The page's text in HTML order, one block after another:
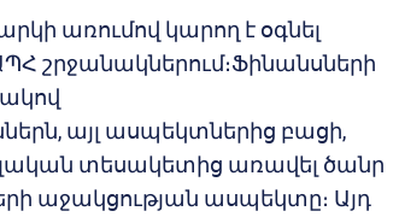
առումով կարող է օգնել
շրջանակներում։Ֆինանսների
այլ ասպեկտներից բացի,
տեսակետից առավել ծանր
աջակցության ասպեկտը։ Այդ